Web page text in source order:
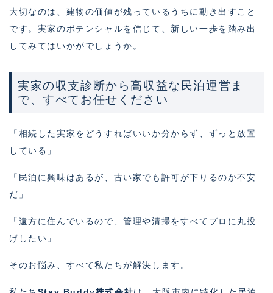
大切なのは、建物の価値が残っているうちに動き出すこと
です。実家のポテンシャルを信じて、新しい一歩を踏み出
してみてはいかがでしょうか。
実家の収支診断から高収益な民泊運営ま
で、すべてお任せください
「相続した実家をどうすればいいか分からず、ずっと放置
している」
「民泊に興味はあるが、古い家でも許可が下りるのか不安
だ」
「遠方に住んでいるので、管理や清掃をすべてプロに丸投
げしたい」
そのお悩み、すべて私たちが解決します。